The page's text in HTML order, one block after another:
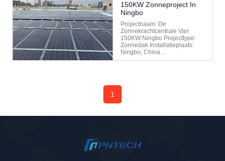
150KW Zonneproject In
Ningbo
Projectnaam: De
Zonnekrachtcentrale Van
150KW Ningbo Projecttype:
Zonnedak Installatieplaats:
Ningbo, China
Installatiedatum: 2018
1